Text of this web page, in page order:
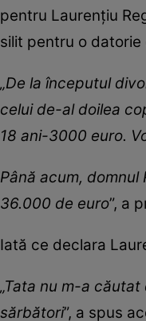
pentru Laurențiu
silit pentru o
„De la începutul
celui de-al doilea
18 ani-3000 euro.
Până acum,
36.000 de euro”, a
Iată ce declara
„Tata nu m-a
sărbători”, a spus